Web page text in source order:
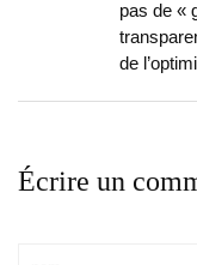
pas de «
de
Écrire un